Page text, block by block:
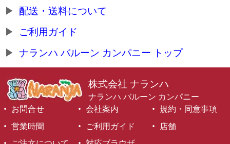
配送・送料について
ご利用ガイド
ナランハ バルーン カンパニー トップ
株式会社 ナランハ
ナランハ バルーン カンパニー
お問合せ
会社案内
規約・同意事項
営業時間
ご利用ガイド
店舗